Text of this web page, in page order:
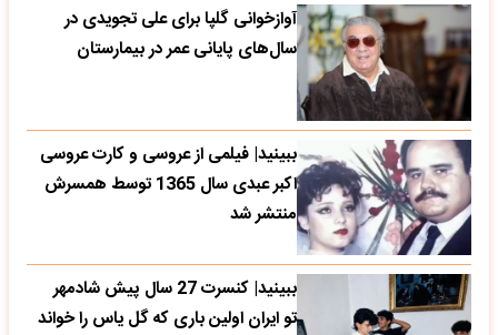
آوازخوانی گلپا برای علی تجویدی در
سال‌های پایانی عمر در بیمارستان
ببینید| فیلمی از عروسی و کارت عروسی
اکبر عبدی سال 1365 توسط همسرش
منتشر شد
ببینید| کنسرت 27 سال پیش شادمهر
تو ایران اولین باری که گل یاس را خواند